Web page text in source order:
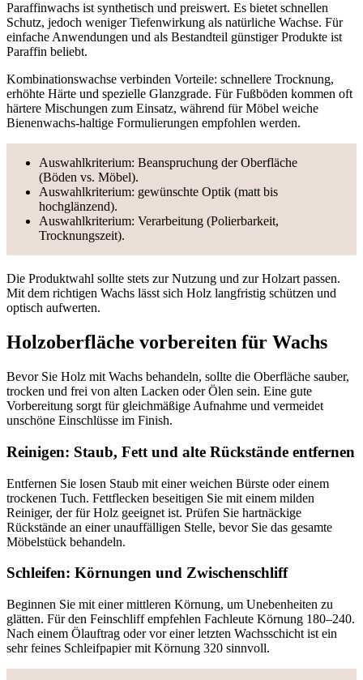
Paraffinwachs ist synthetisch und preiswert. Es bietet schnellen
Schutz, jedoch weniger Tiefenwirkung als natürliche Wachse. Für
einfache Anwendungen und als Bestandteil günstiger Produkte ist
Paraffin beliebt.
Kombinationswachse verbinden Vorteile: schnellere Trocknung,
erhöhte Härte und spezielle Glanzgrade. Für Fußböden kommen oft
härtere Mischungen zum Einsatz, während für Möbel weiche
Bienenwachs-haltige Formulierungen empfohlen werden.
Auswahlkriterium: Beanspruchung der Oberfläche
(Böden vs. Möbel).
Auswahlkriterium: gewünschte Optik (matt bis
hochglänzend).
Auswahlkriterium: Verarbeitung (Polierbarkeit,
Trocknungszeit).
Die Produktwahl sollte stets zur Nutzung und zur Holzart passen.
Mit dem richtigen Wachs lässt sich Holz langfristig schützen und
optisch aufwerten.
Holzoberfläche vorbereiten für Wachs
Bevor Sie Holz mit Wachs behandeln, sollte die Oberfläche sauber,
trocken und frei von alten Lacken oder Ölen sein. Eine gute
Vorbereitung sorgt für gleichmäßige Aufnahme und vermeidet
unschöne Einschlüsse im Finish.
Reinigen: Staub, Fett und alte Rückstände entfernen
Entfernen Sie losen Staub mit einer weichen Bürste oder einem
trockenen Tuch. Fettflecken beseitigen Sie mit einem milden
Reiniger, der für Holz geeignet ist. Prüfen Sie hartnäckige
Rückstände an einer unauffälligen Stelle, bevor Sie das gesamte
Möbelstück behandeln.
Schleifen: Körnungen und Zwischenschliff
Beginnen Sie mit einer mittleren Körnung, um Unebenheiten zu
glätten. Für den Feinschliff empfehlen Fachleute Körnung 180–240.
Nach einem Ölauftrag oder vor einer letzten Wachsschicht ist ein
sehr feines Schleifpapier mit Körnung 320 sinnvoll.